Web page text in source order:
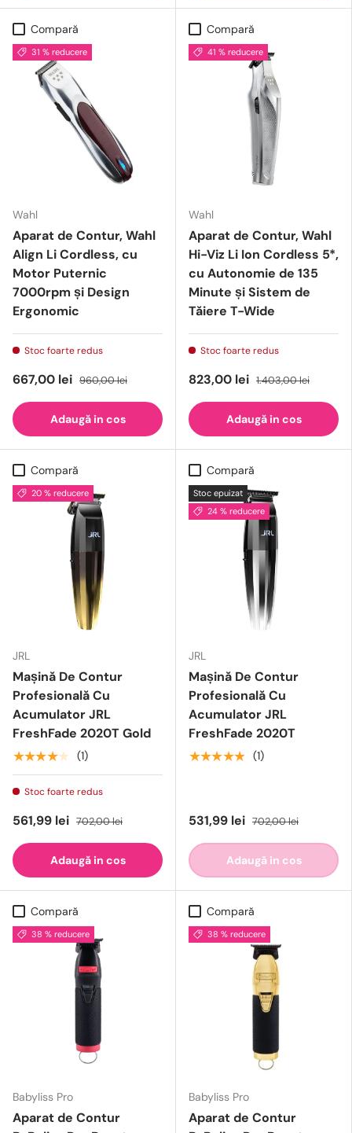
Compară
31 % reducere
Wahl
Aparat de Contur, Wahl
Align Li Cordless, cu
Motor Puternic
7000rpm și Design
Ergonomic
Stoc foarte redus
667,00 lei 960,00 lei
Adaugă in cos
Compară
41 % reducere
Wahl
Aparat de Contur, Wahl
Hi-Viz Li Ion Cordless 5*,
cu Autonomie de 135
Minute și Sistem de
Tăiere T-Wide
Stoc foarte redus
823,00 lei 1.403,00 lei
Adaugă in cos
Compară
20 % reducere
JRL
Mașină De Contur
Profesională Cu
Acumulator JRL
FreshFade 2020T Gold
★★★★★ (1)
Stoc foarte redus
561,99 lei 702,00 lei
Adaugă in cos
Compară
Stoc epuizat
24 % reducere
JRL
Mașină De Contur
Profesională Cu
Acumulator JRL
FreshFade 2020T
★★★★★ (1)
531,99 lei 702,00 lei
Adaugă in cos
Compară
38 % reducere
Babyliss Pro
Aparat de Contur
Compară
38 % reducere
Babyliss Pro
Aparat de Contur